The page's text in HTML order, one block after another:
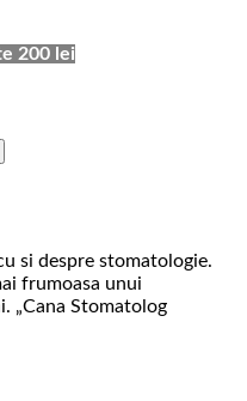
200 lei
si despre stomatologie.
frumoasa unui
„Cana Stomatolog